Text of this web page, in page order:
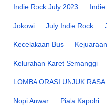
Indie Rock July 2023 Indie
Jokowi July Indie Rock
Kecelakaan Bus
Kelurahan Karet Semanggi
LOMBA ORASI UNJUK RASA
Nopi Anwar Piala Kapolri